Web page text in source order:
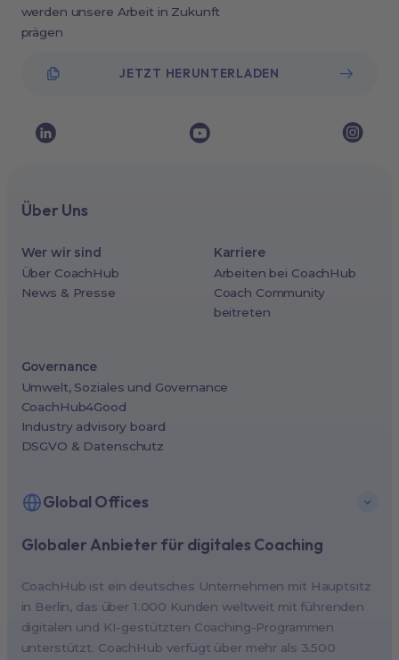
werden unsere Arbeit in Zukunft
prägen
JETZT HERUNTERLADEN
Globaler Anbieter für digitales Coaching
CoachHub ist ein deutsches Unternehmen mit Hauptsitz
in Berlin, das über 1.000 Kunden weltweit mit führenden
digitalen und KI-gestützten Coaching-Programmen
unterstützt. CoachHub verfügt über mehr als 3.500
Über Uns
Wer wir sind
Über CoachHub
News & Presse
Karriere
Arbeiten bei CoachHub
Coach Community
beitreten
Governance
Umwelt, Soziales und Governance
CoachHub4Good
Industry advisory board
DSGVO & Datenschutz
Global Offices
New York, USA (North America HQ)
London, UK
Paris, France